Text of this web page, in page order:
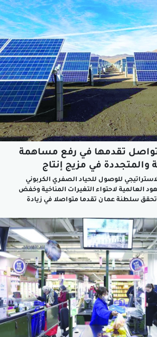
تقدمها في رفع مساهمة
والمتجددة في مزيج إنتاج
للوصول للحياد الصفري الكربوني
العالمية لاحتواء التغيرات المناخية وخفض
تحقق سلطنة عمان تقدما متواصلا في زيادة
الطاقة النظيفة والمتجددة ورفع مساهمتها في
حيث قلصت سلطنة عمان استخدام الديزل في
في الانتاج حاليا...